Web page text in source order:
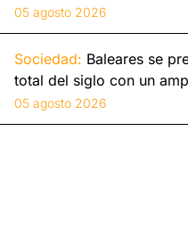
05 agosto 2026
Sociedad: Baleares se
total del siglo con un
05 agosto 2026